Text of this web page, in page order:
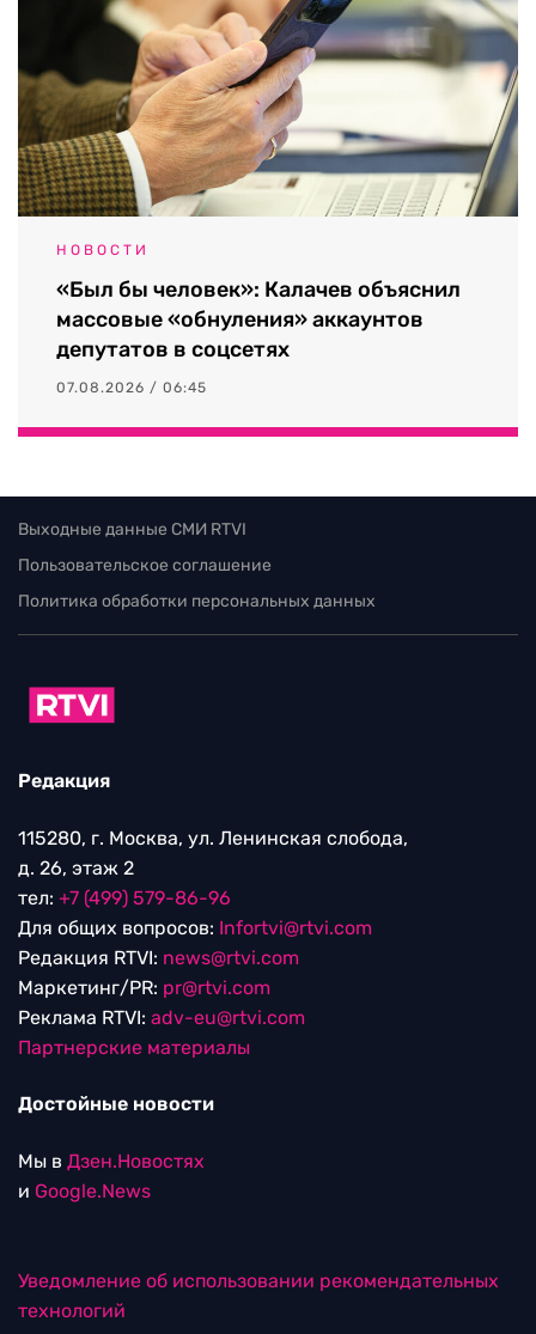
НОВОСТИ
«Был бы человек»: Калачев объяснил
массовые «обнуления» аккаунтов
депутатов в соцсетях
07.08.2026 / 06:45
Выходные данные СМИ RTVI
Пользовательское соглашение
Политика обработки персональных данных
Редакция
115280, г. Москва, ул. Ленинская слобода,
д. 26, этаж 2
тел: +7 (499) 579-86-96
Для общих вопросов: Infortvi@rtvi.com
Редакция RTVI: news@rtvi.com
Маркетинг/PR: pr@rtvi.com
Реклама RTVI: adv-eu@rtvi.com
Партнерские материалы
Достойные новости
Мы в Дзен.Новостях
и Google.News
Уведомление об использовании рекомендательных
технологий